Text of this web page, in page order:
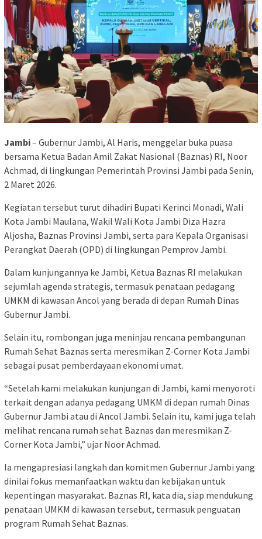
Jambi– Gubernur Jambi, Al Haris, menggelar buka puasa
bersama Ketua Badan Amil Zakat Nasional (Baznas) RI, Noor
Achmad, di lingkungan Pemerintah Provinsi Jambi pada Senin,
2 Maret 2026.
Kegiatan tersebut turut dihadiri Bupati Kerinci Monadi, Wali
Kota Jambi Maulana, Wakil Wali Kota Jambi Diza Hazra
Aljosha, Baznas Provinsi Jambi, serta para Kepala Organisasi
Perangkat Daerah (OPD) di lingkungan Pemprov Jambi.
Dalam kunjungannya ke Jambi, Ketua Baznas RI melakukan
sejumlah agenda strategis, termasuk penataan pedagang
UMKM di kawasan Ancol yang berada di depan Rumah Dinas
Gubernur Jambi.
Selain itu, rombongan juga meninjau rencana pembangunan
Rumah Sehat Baznas serta meresmikan Z-Corner Kota Jambi
sebagai pusat pemberdayaan ekonomi umat.
“Setelah kami melakukan kunjungan di Jambi, kami menyoroti
terkait dengan adanya pedagang UMKM di depan rumah Dinas
Gubernur Jambi atau di Ancol Jambi. Selain itu, kami juga telah
melihat rencana rumah sehat Baznas dan meresmikan Z-
Corner Kota Jambi,” ujar Noor Achmad.
Ia mengapresiasi langkah dan komitmen Gubernur Jambi yang
dinilai fokus memanfaatkan waktu dan kebijakan untuk
kepentingan masyarakat. Baznas RI, kata dia, siap mendukung
penataan UMKM di kawasan tersebut, termasuk penguatan
program Rumah Sehat Baznas.